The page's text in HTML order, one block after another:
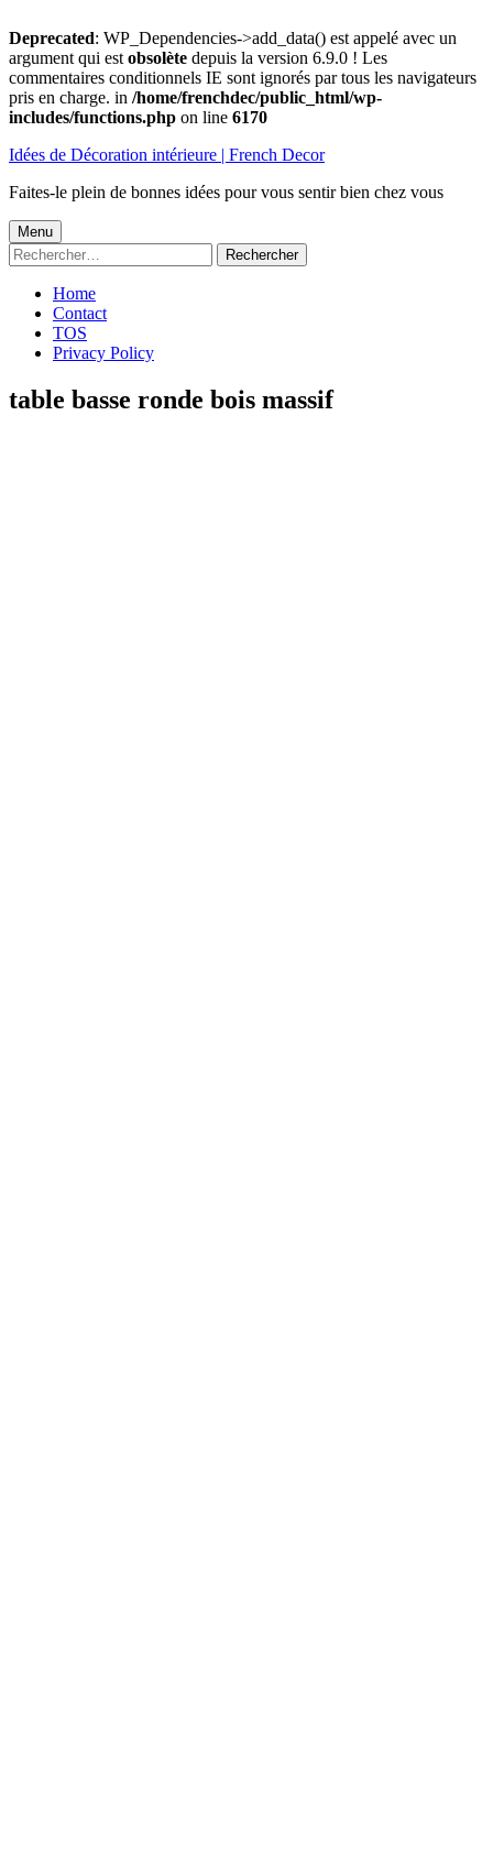
Deprecated: WP_Dependencies->add_data() est appelé avec un
argument qui est obsolète depuis la version 6.9.0 ! Les
commentaires conditionnels IE sont ignorés par tous les navigateurs
pris en charge. in /home/frenchdec/public_html/wp-
includes/functions.php on line 6170
au
Idées de Décoration intérieure | French Decor
Faites-le plein de bonnes idées pour vous sentir bien chez vous
Menu
principal
Menu
Rechercher :
Home
Contact
TOS
Privacy Policy
table basse ronde bois massif